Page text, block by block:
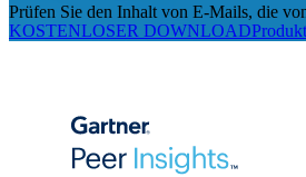
Prüfen Sie den Inhalt von E-Mails, die
KOSTENLOSER DOWNLOAD